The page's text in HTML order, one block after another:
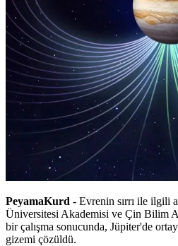
PeyamaKurd - Evrenin sırrı ile ilgili
Üniversitesi Akademisi ve Çin Bilim
bir çalışma sonucunda, Jüpiter'de
gizemi çözüldü.